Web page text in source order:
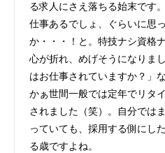
る求人にさえ落ちる始末です
仕事あるでしょ、ぐらいに思
か・・・！と。特技ナシ資格
心が折れ、めげそうになりま
はお仕事されていますか？」
かぁ世間一般では定年でリタ
されました（笑）。自分では
っていても、採用する側にし
る歳ですよね。